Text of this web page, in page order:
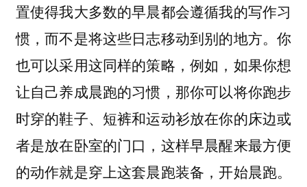
置使得我大多数的早晨都会遵循我的写作习
惯，而不是将这些日志移动到别的地方。你
也可以采用这同样的策略，例如，如果你想
让自己养成晨跑的习惯，那你可以将你跑步
时穿的鞋子、短裤和运动衫放在你的床边或
者是放在卧室的门口，这样早晨醒来最方便
的动作就是穿上这套晨跑装备，开始晨跑。